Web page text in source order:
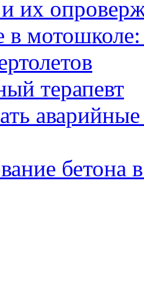
их
в
терапевт
бетона